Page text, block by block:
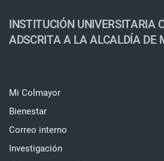
INSTITUCIÓN UNIVERSITARIA
ADSCRITA A LA ALCALDÍA DE
Mi Colmayor
Bienestar
Correo interno
Investigación